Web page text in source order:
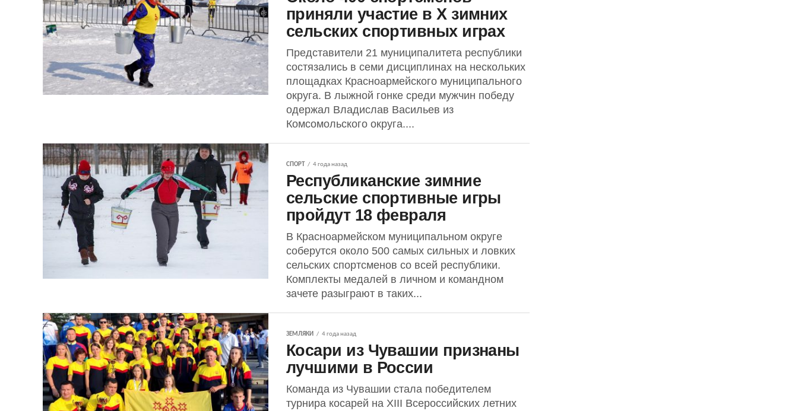
приняли участие в Х зимних
сельских спортивных играх
Представители 21 муниципалитета республики
состязались в семи дисциплинах на нескольких
площадках Красноармейского муниципального
округа. В лыжной гонке среди мужчин победу
одержал Владислав Васильев из
Комсомольского округа....
СПОРТ 4 года назад
Республиканские зимние
сельские спортивные игры
пройдут 18 февраля
В Красноармейском муниципальном округе
соберутся около 500 самых сильных и ловких
сельских спортсменов со всей республики.
Комплекты медалей в личном и командном
зачете разыграют в таких...
ЗЕМЛЯКИ 4 года назад
Косари из Чувашии признаны
лучшими в России
Команда из Чувашии стала победителем
турнира косарей на XIII Всероссийских летних